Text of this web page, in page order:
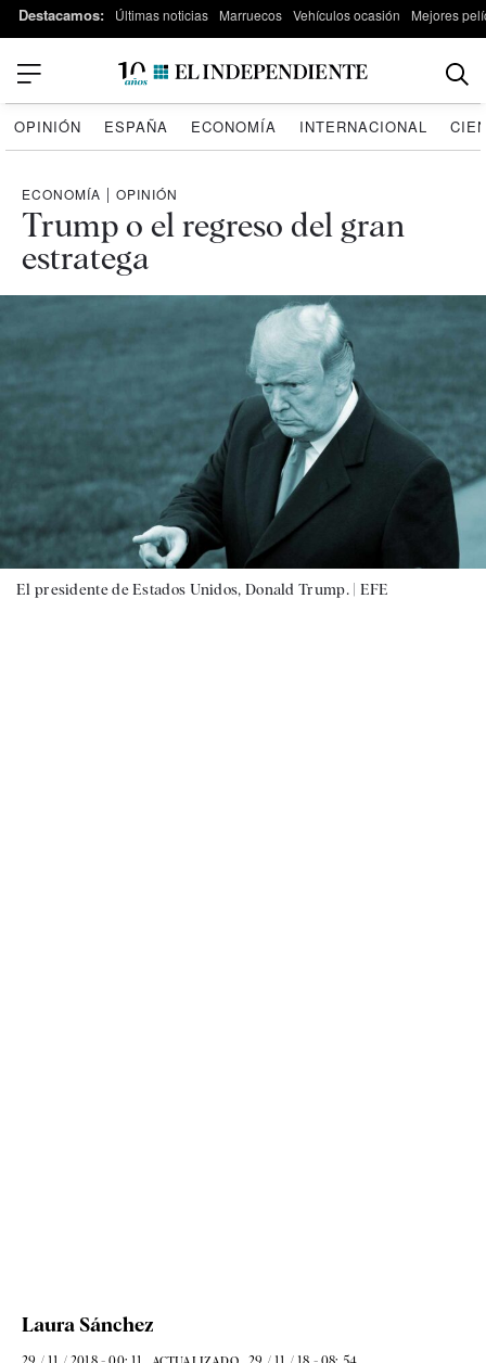
Destacamos: Últimas noticias Marruecos Vehículos ocasión Mejores
OPINIÓN ESPAÑA ECONOMÍA INTERNACIONAL
ECONOMÍA | OPINIÓN
Trump o el regreso del gran
estratega
El presidente de Estados Unidos, Donald Trump. | EFE
Laura Sánchez